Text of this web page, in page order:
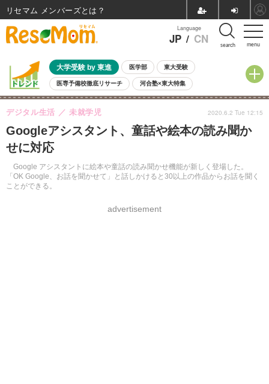
menu
Language
JP / CN search
大学受験 by 東進 医学部 東大受験
医専予備校徹底リサーチ 河合塾×東大特集
親子で考える大学選び 高校受験 中学受験 小学校受験
共通テスト 夏休み 8月開催学校説明会・相談会
8月開催イベント・WS 全国公立高校 過去問 人気記事
自由研究教材（小学生向け）
Googleアシスタント、童話や絵本の読み聞か
せに対応
Google アシスタントに絵本や童話の読み聞かせ機能が新しく登場した。
「OK Google、お話を聞かせて」と話しかけると30以上の作品からお話を聞く
ことができる。
デジタル生活 未就学児
advertisement
2020.6.2 Tue 12:15
リセマム メンバーズ